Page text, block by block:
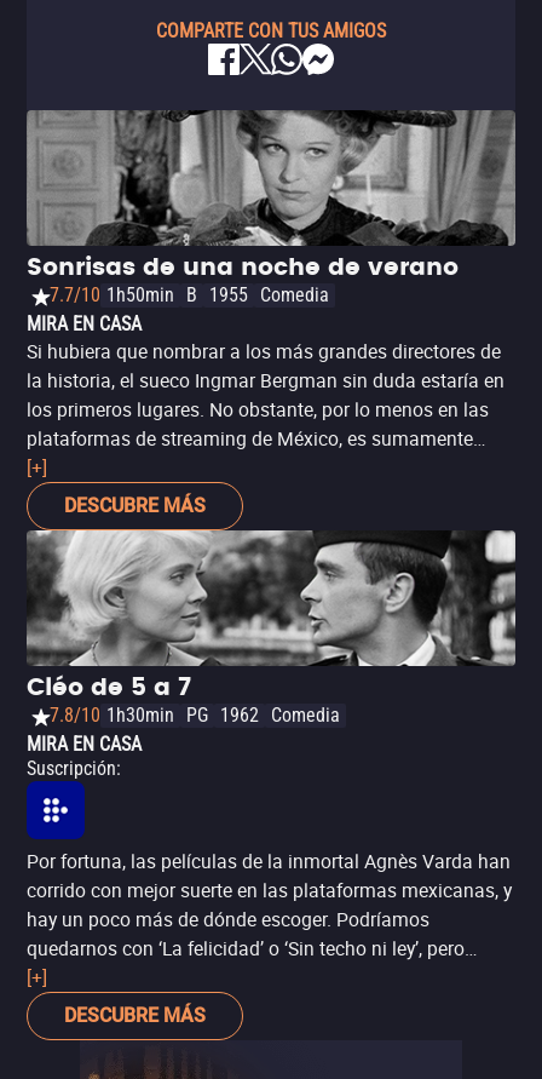
COMPARTE CON TUS AMIGOS
Sonrisas de una noche de verano
7.7/10 1h50min B 1955 Comedia
MIRA EN CASA
Si hubiera que nombrar a los más grandes directores de
la historia, el sueco Ingmar Bergman sin duda estaría en
los primeros lugares. No obstante, por lo menos en las
plataformas de streaming de México, es sumamente
difícil encontrar alguna película suya. Hay que decirlo,
‘Sonrisas de una noche de verano’ difícilmente califica
como una de sus películas clásicas, pero lo fascinante es
que se trata de una pieza de su filmografía temprana,
menos sombría y existencialista y más aterrizada en la
comedia romántica. Y vaya enredo: un grupo de
aristócratas suecos se reúnen para un fin de semana de
fiesta, donde un abogado recién casado con una joven
mujer, se reencuentra con una antigua amante
determinada a seducirlo, mientras su hijo se siente
atraído por su joven y nueva madrastra.
[+]
DESCUBRE MÁS
Cléo de 5 a 7
7.8/10 1h30min PG 1962 Comedia
MIRA EN CASA
Suscripción:
Por fortuna, las películas de la inmortal Agnès Varda han
corrido con mejor suerte en las plataformas mexicanas, y
hay un poco más de dónde escoger. Podríamos
quedarnos con ‘La felicidad’ o ‘Sin techo ni ley’, pero
preferimos recomendar ‘Cléo de 5 a 7’, misma que se ha
mantenido como una de sus obras maestras, a pesar de
haber sido sólo su segundo largometraje. Enmarcada en
[+]
DESCUBRE MÁS